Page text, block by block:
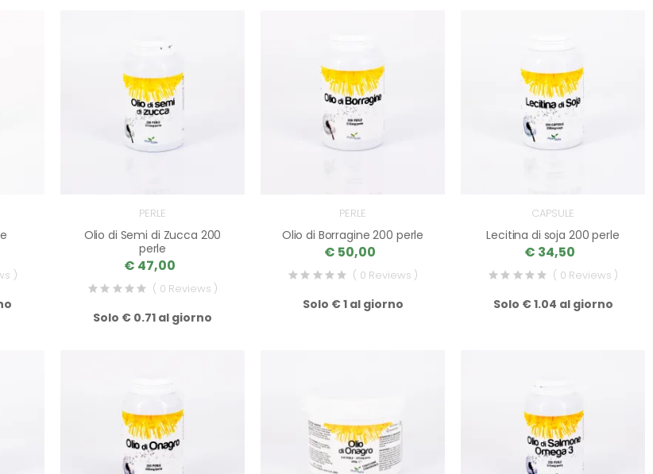
)
PERLE
Olio di Semi di Zucca 200
perle
€ 47,00
( 0 Reviews )
Solo € 0.71 al giorno
PERLE
Olio di Borragine 200 perle
€ 50,00
( 0 Reviews )
Solo € 1 al giorno
CAPSULE
Lecitina di soja 200 perle
€ 34,50
( 0 Reviews )
Solo € 1.04 al giorno